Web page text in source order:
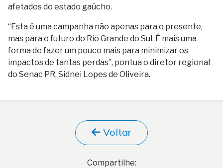
afetados do estado gaúcho.
“Esta é uma campanha não apenas para o presente,
mas para o futuro do Rio Grande do Sul. É mais uma
forma de fazer um pouco mais para minimizar os
impactos de tantas perdas”, pontua o diretor regional
do Senac PR, Sidnei Lopes de Oliveira.
Voltar
Compartilhe: